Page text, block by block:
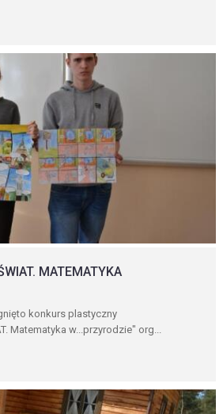
MATEMATYKA
konkurs plastyczny
Matematyka w...przyrodzie" org...